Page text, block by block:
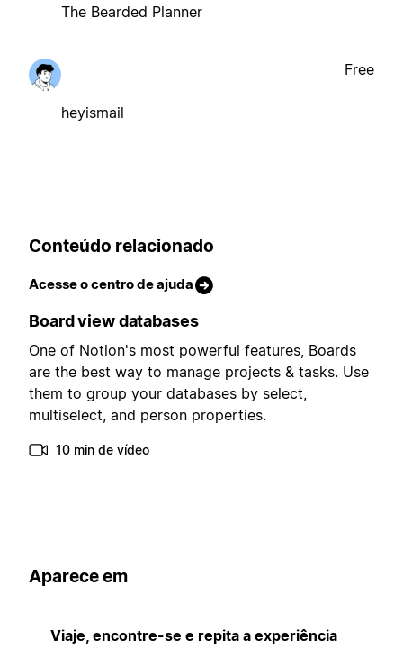
The Bearded Planner
heyismail
Free
Conteúdo relacionado
Acesse o centro de ajuda
Board view databases
One of Notion's most powerful features, Boards
are the best way to manage projects & tasks. Use
them to group your databases by select,
multiselect, and person properties.
10 min de vídeo
Aparece em
Viaje, encontre-se e repita a experiência